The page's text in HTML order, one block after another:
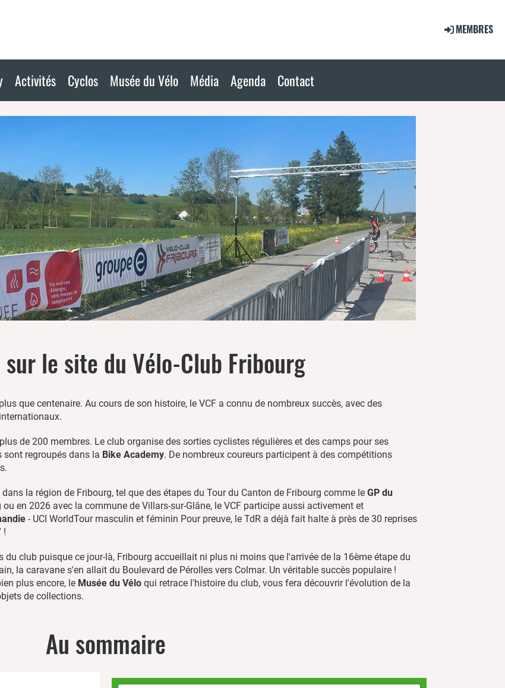
MEMBRES
Activités Cyclos Musée du Vélo Média Agenda Contact
sur le site du Vélo-Club Fribourg
que centenaire. Au cours de son histoire, le VCF a connu de nombreux succès, avec des
de 200 membres. Le club organise des sorties cyclistes régulières et des camps pour ses
sont regroupés dans la Bike Academy. De nombreux coureurs participent à des compétitions
la région de Fribourg, tel que des étapes du Tour du Canton de Fribourg comme le GP du
en 2026 avec la commune de Villars-sur-Glâne, le VCF participe aussi activement et
- UCI WorldTour masculin et féminin Pour preuve, le TdR a déjà fait halte à près de 30 reprises
!
club puisque ce jour-là, Fribourg accueillait ni plus ni moins que l'arrivée de la 16ème étape du
la caravane s'en allait du Boulevard de Pérolles vers Colmar. Un véritable succès populaire !
plus encore, le Musée du Vélo qui retrace l'histoire du club, vous fera découvrir l'évolution de la
de collections.
Au sommaire